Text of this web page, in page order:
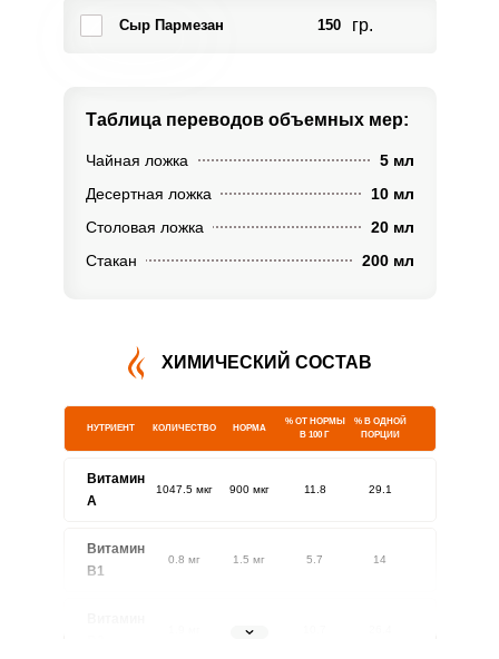
Сыр Пармезан 150 гр.
Таблица переводов объемных мер:
Чайная ложка
5 мл
Десертная ложка
10 мл
Столовая ложка
20 мл
Стакан
200 мл
ХИМИЧЕСКИЙ СОСТАВ
НУТРИЕНТ КОЛИЧЕСТВО НОРМА
% ОТ НОРМЫ
В 100 Г
% В ОДНОЙ
ПОРЦИИ
Витамин
A
1047.5 мкг 900 мкг 11.8 29.1
Витамин
В1
0.8 мг 1.5 мг 5.7 14
1.8 мг